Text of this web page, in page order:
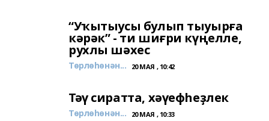
“Уҡытыусы булып тыуырға
кәрәк” - ти шиғри күңелле,
рухлы шәхес
Төрлөһөнән... 20 МАЯ , 10:42
Тәү сиратта, хәүефһеҙлек
Төрлөһөнән... 20 МАЯ , 10:33